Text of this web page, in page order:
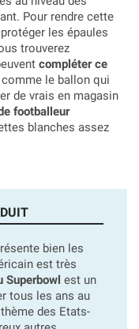
Pour rendre cette
les épaules
trouverez
compléter ce
comme le ballon qui
de vrais en magasin
footballeur
blanches assez
bien les
est très
Superbowl est un
tous les ans au
des Etats-